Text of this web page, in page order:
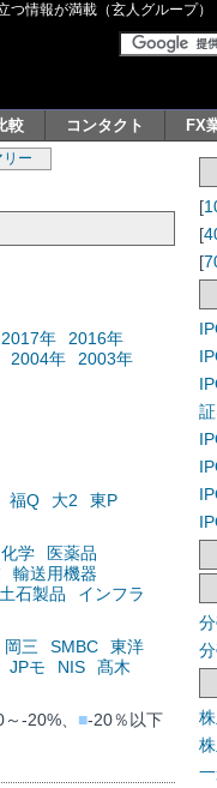
情報が満載（玄人グループ）
較 コンタクト FX
リー
2017年
2016年
2004年
2003年
福Q 大2
東P
化学
医薬品
輸送用機器
石製品
インフラ
岡三 SMBC
東洋
JPモ NIS
髙木
～-20%、 ■-20％以下
[
[
[